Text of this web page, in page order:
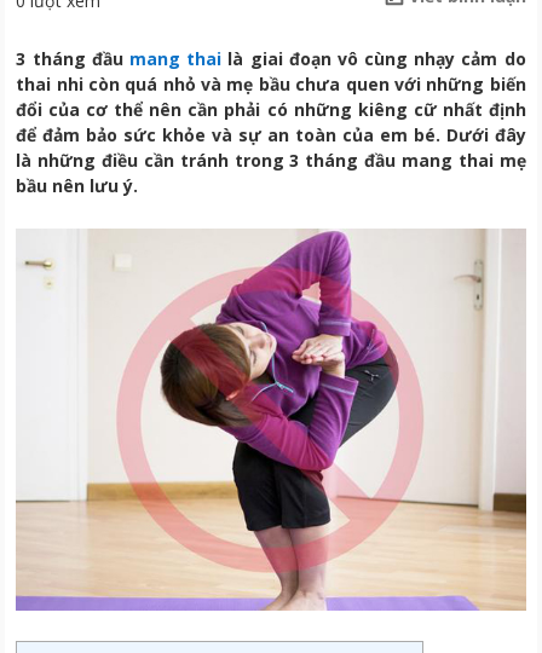
3 tháng đầu mang thai là giai đoạn vô cùng nhạy cảm do
thai nhi còn quá nhỏ và mẹ bầu chưa quen với những biến
đổi của cơ thể nên cần phải có những kiêng cữ nhất định
để đảm bảo sức khỏe và sự an toàn của em bé. Dưới đây
là những điều cần tránh trong 3 tháng đầu mang thai mẹ
bầu nên lưu ý.